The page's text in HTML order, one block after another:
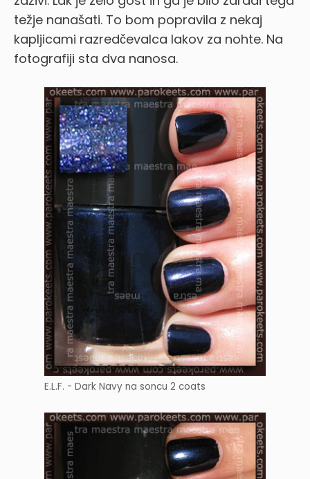
težje nanašati. To bom popravila z nekaj
kapljicami razredčevalca lakov za nohte. Na
fotografiji sta dva nanosa.
E.L.F. - Dark Navy na soncu 2 coats